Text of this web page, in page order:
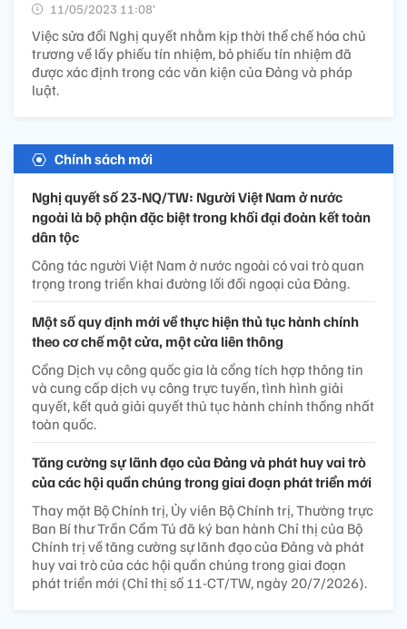
11/05/2023 11:08’
Việc sửa đổi Nghị quyết nhằm kịp thời thể chế hóa chủ
trương về lấy phiếu tín nhiệm, bỏ phiếu tín nhiệm đã
được xác định trong các văn kiện của Đảng và pháp
luật.
Chính sách mới
Nghị quyết số 23-NQ/TW: Người Việt Nam ở nước
ngoài là bộ phận đặc biệt trong khối đại đoàn kết toàn
dân tộc
Công tác người Việt Nam ở nước ngoài có vai trò quan
trọng trong triển khai đường lối đối ngoại của Đảng.
Một số quy định mới về thực hiện thủ tục hành chính
theo cơ chế một cửa, một cửa liên thông
Cổng Dịch vụ công quốc gia là cổng tích hợp thông tin
và cung cấp dịch vụ công trực tuyến, tình hình giải
quyết, kết quả giải quyết thủ tục hành chính thống nhất
toàn quốc.
Tăng cường sự lãnh đạo của Đảng và phát huy vai trò
của các hội quần chúng trong giai đoạn phát triển mới
Thay mặt Bộ Chính trị, Ủy viên Bộ Chính trị, Thường trực
Ban Bí thư Trần Cẩm Tú đã ký ban hành Chỉ thị của Bộ
Chính trị về tăng cường sự lãnh đạo của Đảng và phát
huy vai trò của các hội quần chúng trong giai đoạn
phát triển mới (Chỉ thị số 11-CT/TW, ngày 20/7/2026).